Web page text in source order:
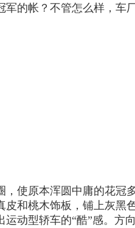
军的帐？不管怎么样，车
，使原本浑圆中庸的花冠
皮和桃木饰板，铺上灰黑
运动型轿车的“酷”感。方